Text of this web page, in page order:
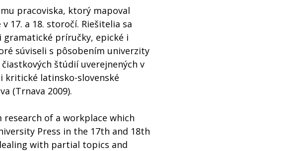
pracoviska, ktorý mapoval
17. a 18. storočí. Riešitelia sa
gramatické príručky, epické i
súviseli s pôsobením univerzity
štúdií uverejnených v
kritické latinsko-slovenské
(Trnava 2009).
of a workplace which
Press in the 17th and 18th
with partial topics and